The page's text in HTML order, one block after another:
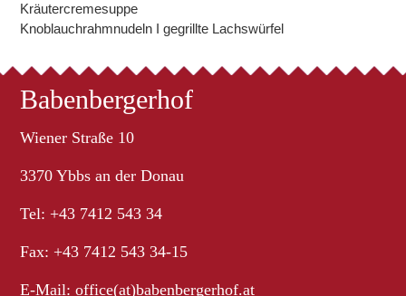
Kräutercremesuppe
Knoblauchrahmnudeln I gegrillte Lachswürfel
Babenbergerhof
Wiener Straße 10
3370 Ybbs an der Donau
Tel: +43 7412 543 34
Fax: +43 7412 543 34-15
E-Mail:office(at)babenbergerhof.at